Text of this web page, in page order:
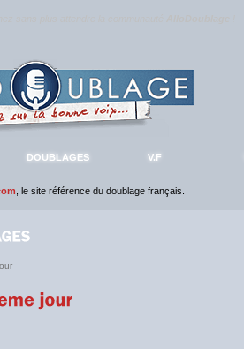
DOUBLAGES V.F
, le site référence du doublage français.